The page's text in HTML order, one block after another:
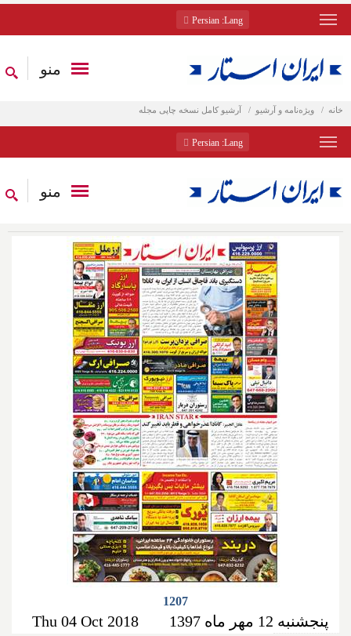
Lang
: Persian
منو
خانه ویژه‌نامه و آرشیو آرشیو کامل نسخه چاپی مجله
Lang
: Persian
منو
1207
پنجشنبه 12 مهر ماه 1397 Thu 04 Oct 2018